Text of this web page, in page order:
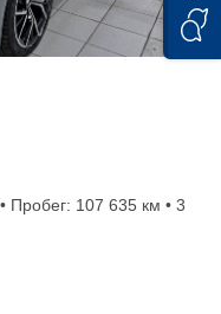
Пробег: 107 635 км • 3